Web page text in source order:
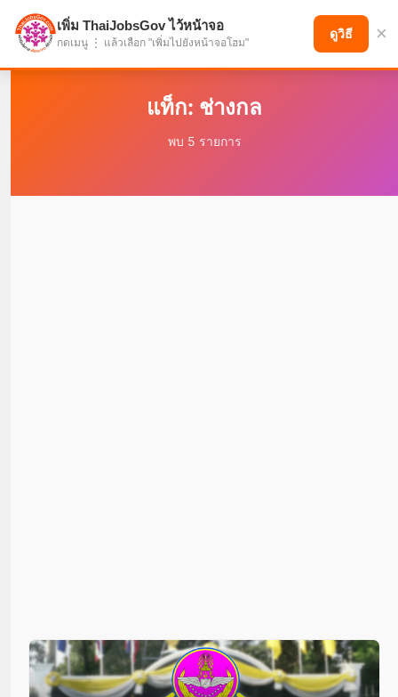
แบ่งปันโอกาส เพื่ออนาคตที่ก้าวหน้า
แท็ก: ช่างกล
พบ 5 รายการ
เพิ่ม ThaiJobsGov ไว้หน้าจอ
กดเมนู ⋮ แล้วเลือก "เพิ่มไปยังหน้าจอโฮม"
ดูวิธี ×